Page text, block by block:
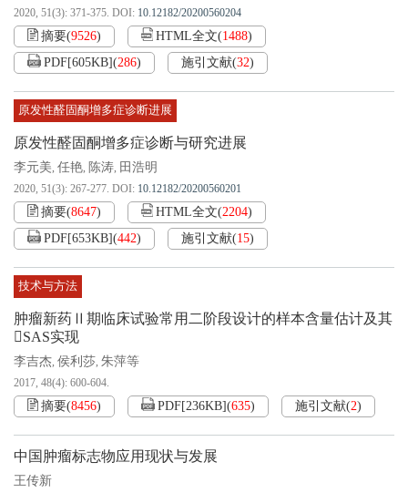
2020, 51(3): 371-375. DOI: 10.12182/20200560204
摘要(9526) HTML全文(1488)
PDF[605KB](286) 施引文献(32)
原发性醛固酮增多症诊断进展
原发性醛固酮增多症诊断与研究进展
李元美, 任艳, 陈涛, 田浩明
2020, 51(3): 267-277. DOI: 10.12182/20200560201
摘要(8647) HTML全文(2204)
PDF[653KB](442) 施引文献(15)
技术与方法
肿瘤新药Ⅱ期临床试验常用二阶段设计的样本含量估计及其
SAS实现
李吉杰, 侯利莎, 朱萍等
2017, 48(4): 600-604.
摘要(8456) PDF[236KB](635) 施引文献(2)
中国肿瘤标志物应用现状与发展
王传新